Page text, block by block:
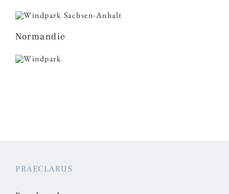
Normandie
PRAECLARUS